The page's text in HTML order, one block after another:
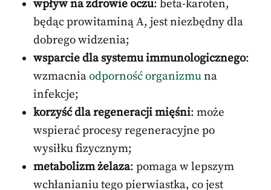
wpływ na zdrowie oczu: beta-karoten,
będąc prowitaminą A, jest niezbędny dla
dobrego widzenia;
wsparcie dla systemu immunologicznego:
wzmacniaodporność organizmuna
infekcje;
korzyść dla regeneracji mięśni: może
wspierać procesy regeneracyjne po
wysiłku fizycznym;
metabolizm żelaza: pomaga w lepszym
wchłanianiu tego pierwiastka, co jest